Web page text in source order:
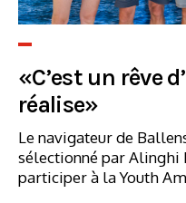
«C’est un rêve
réalise»
Le navigateur de
sélectionné par Alinghi
participer à la Youth